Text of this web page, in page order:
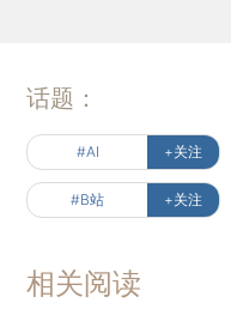
话题：
#AI +关注
#B站 +关注
相关阅读